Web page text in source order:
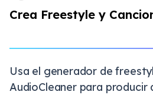
Crea Freestyle y
Usa el generador de
AudioCleaner para producir